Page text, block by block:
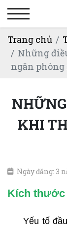
Trang chủ
Những
ngăn phòng
KHI
Ngày đăng: 3
Kích thước
Yếu tố đầu